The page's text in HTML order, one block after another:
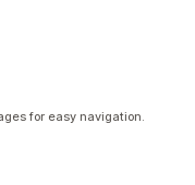
for easy navigation.